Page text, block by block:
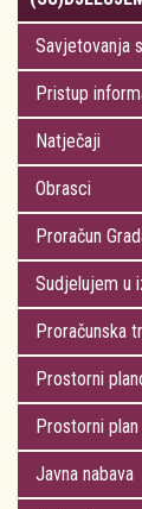
Savjetovanja
Pristup
Natječaji
Obrasci
Proračun
Sudjelujem u
Proračunska
Prostorni
Prostorni
Javna nabava